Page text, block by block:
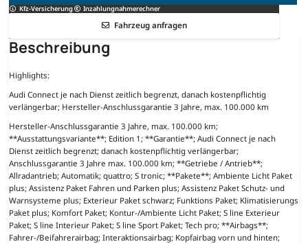
Kfz-Versicherung Inzahlungnahmerechner
Fahrzeug anfragen
Beschreibung
Highlights:
Audi Connect je nach Dienst zeitlich begrenzt, danach kostenpflichtig
verlängerbar; Hersteller-Anschlussgarantie 3 Jahre, max. 100.000 km
Hersteller-Anschlussgarantie 3 Jahre, max. 100.000 km;
**Ausstattungsvariante**; Edition 1; **Garantie**; Audi Connect je nach
Dienst zeitlich begrenzt; danach kostenpflichtig verlängerbar;
Anschlussgarantie 3 Jahre max. 100.000 km; **Getriebe / Antrieb**;
Allradantrieb; Automatik; quattro; S tronic; **Pakete**; Ambiente Licht Paket
plus; Assistenz Paket Fahren und Parken plus; Assistenz Paket Schutz- und
Warnsysteme plus; Exterieur Paket schwarz; Funktions Paket; Klimatisierungs
Paket plus; Komfort Paket; Kontur-/Ambiente Licht Paket; S line Exterieur
Paket; S line Interieur Paket; S line Sport Paket; Tech pro; **Airbags**;
Fahrer-/Beifahrerairbag; Interaktionsairbag; Kopfairbag vorn und hinten;